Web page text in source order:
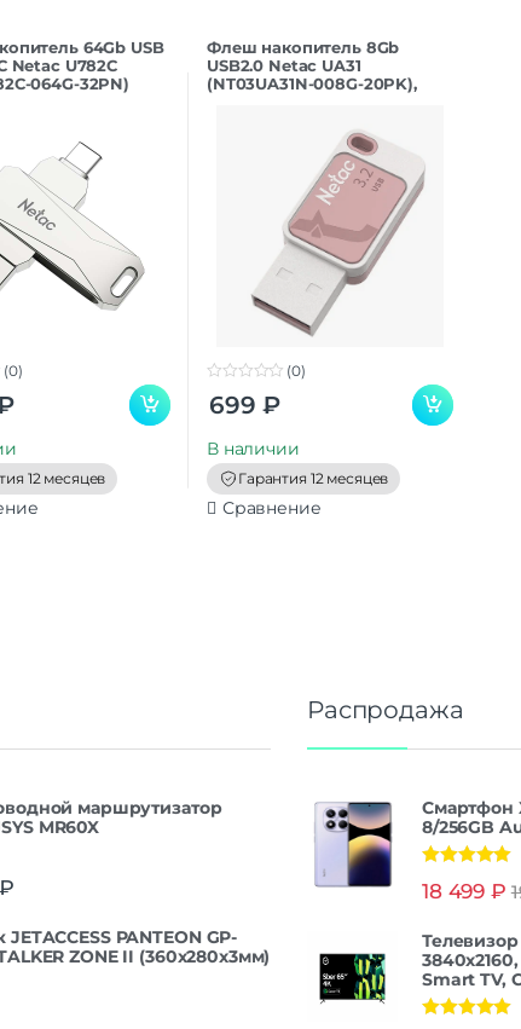
64Gb USB
Netac U782C
064G-32PN)
(0)
12 месяцев
Флеш накопитель 8Gb
USB2.0 Netac UA31
(NT03UA31N-008G-20PK),
o
o
(0)
699 ₽
В наличии
Гарантия 12 месяцев
Сравнение
маршрутизатор
MR60X
₽
PANTEON GP-
ZONE II (360x280x3мм)
Распродажа
Смартфон
8/256GB
из 5
18 499 ₽
Телевизор
Smart TV,